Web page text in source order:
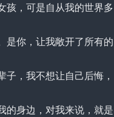
，可是自从我的世界多
你，让我敞开了所有的
，我不想让自己后悔，
身边，对我来说，就是